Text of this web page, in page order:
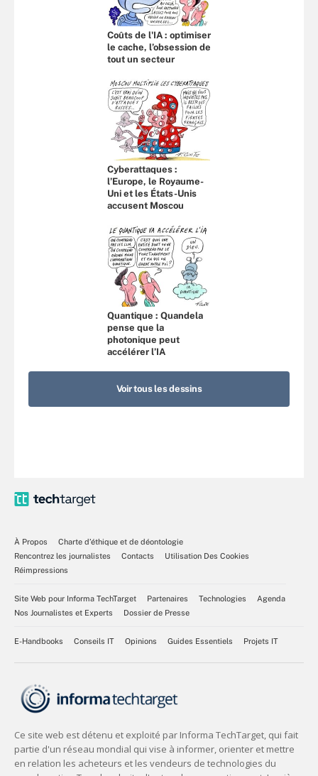
Coûts de l'IA : optimiser
le cache, l’obsession de
tout un secteur
Cyberattaques :
l’Europe, le Royaume-
Uni et les États-Unis
accusent Moscou
Quantique : Quandela
pense que la
photonique peut
accélérer l’IA
Voir tous les dessins
À Propos
Charte d’éthique et de déontologie
Rencontrez les journalistes
Contacts
Utilisation Des Cookies
Réimpressions
Site Web pour Informa TechTarget Partenaires Technologies
Agenda
Nos Journalistes et Experts
Dossier de Presse
E-Handbooks Conseils IT Opinions Guides Essentiels Projets IT